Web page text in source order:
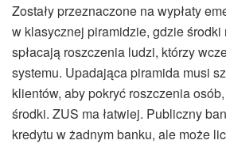
Zostały przeznaczone na wypłaty
w klasycznej piramidzie, gdzie
spłacają roszczenia ludzi, którzy
systemu. Upadająca piramida musi
klientów, aby pokryć roszczenia
środki. ZUS ma łatwiej. Publiczny
kredytu w żadnym banku, ale może